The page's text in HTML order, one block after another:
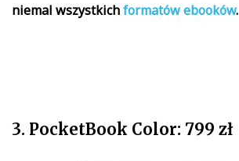
niemal wszystkichformatów ebooków.
3. PocketBook Color: 799 zł